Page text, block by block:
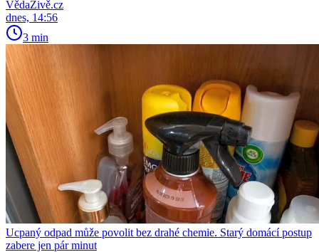
VědaŽivě.cz
dnes, 14:56
3 min
Ucpaný odpad může povolit bez drahé chemie. Starý domácí postup
zabere jen pár minut